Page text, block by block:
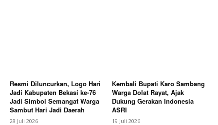
SUBSCRIBE NOW
Resmi Diluncurkan, Logo Hari
Jadi Kabupaten Bekasi ke-76
Jadi Simbol Semangat Warga
Sambut Hari Jadi Daerah
28 Juli 2026
Kembali Bupati Karo Sambang
Warga Dolat Rayat, Ajak
Dukung Gerakan Indonesia
ASRI
19 Juli 2026